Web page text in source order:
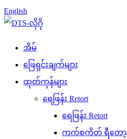
English
အိမ်
ဖြေရှင်းချက်များ
ထုတ်ကုန်များ
ရေဖြန်း Retort
ရေဖြန်း Retort
ကက်စကိတ် ရီတော့